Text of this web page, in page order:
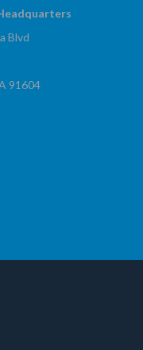
Blvd
91604